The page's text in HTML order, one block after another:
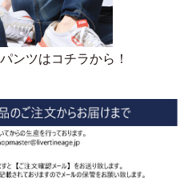
ンツはコチラから！